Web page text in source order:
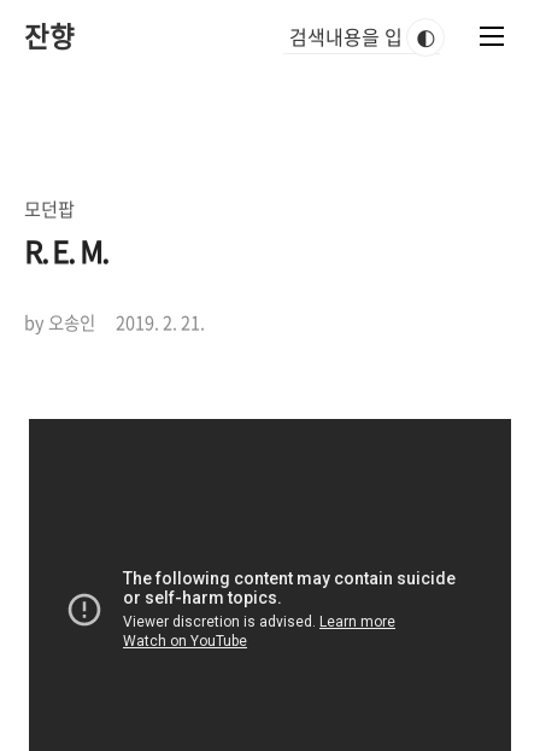
잔향 🌓
모던팝
R. E. M.
by 오송인 2019. 2. 21.